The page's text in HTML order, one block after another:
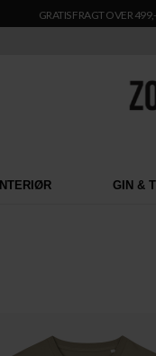
GRATIS FRAGT OVER 499,-
INTERIØR GIN &